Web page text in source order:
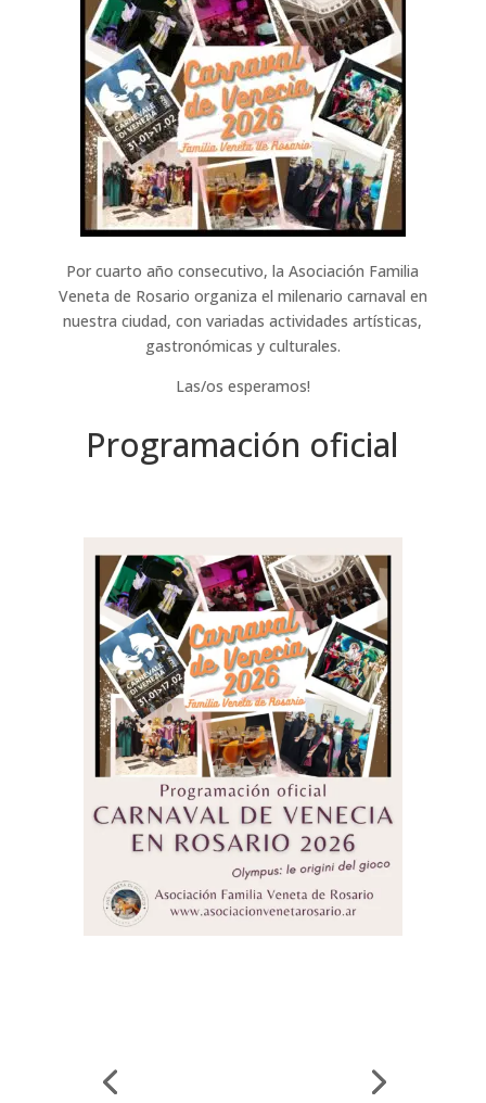
Por cuarto año consecutivo, la Asociación Familia
Veneta de Rosario organiza el milenario carnaval en
nuestra ciudad, con variadas actividades artísticas,
gastronómicas y culturales.
Las/os esperamos!
Programación oficial